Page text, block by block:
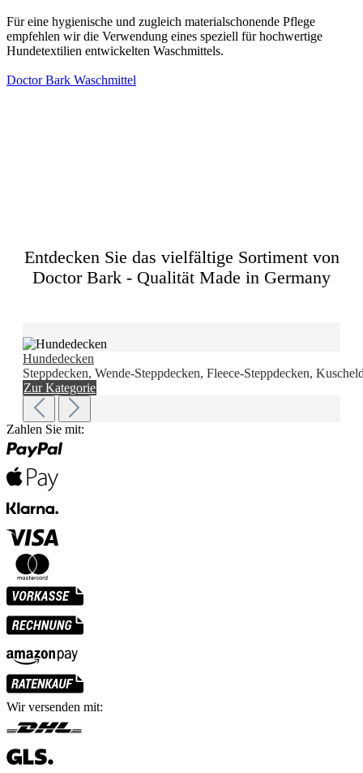
Für eine hygienische und zugleich materialschonende Pflege
empfehlen wir die Verwendung eines speziell für hochwertige
Hundetextilien entwickelten Waschmittels.
Doctor Bark Waschmittel
Entdecken Sie das vielfältige Sortiment von
Doctor Bark - Qualität Made in Germany
Hundedecken
Steppdecken, Wende-Steppdecken, Fleece-Steppdecken,
Zur Kategorie
Zahlen Sie mit:
Wir versenden mit: